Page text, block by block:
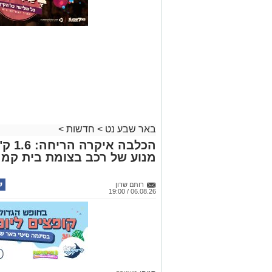
באר שבע נט > חדשות >
מנוע של רכב בצומת בית
רותם שרון
06.08.26 / 19:00